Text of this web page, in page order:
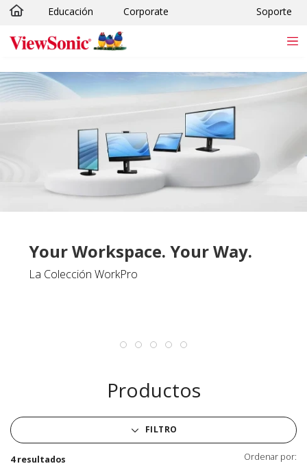
Skip to main content
Educación Corporate Soporte
Your Workspace. Your Way.
La Colección WorkPro
Productos
FILTRO
4 resultados Ordenar por: